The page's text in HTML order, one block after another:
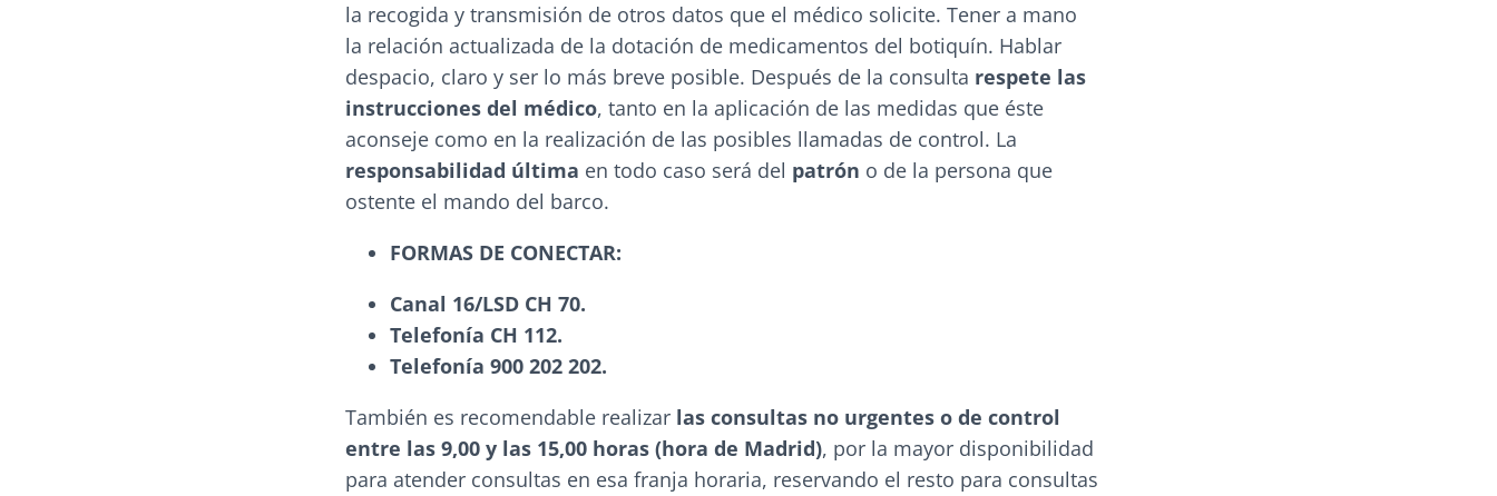
la recogida y transmisión de otros datos que el médico solicite. Tener a mano
la relación actualizada de la dotación de medicamentos del botiquín. Hablar
despacio, claro y ser lo más breve posible. Después de la consulta respete las
instrucciones del médico, tanto en la aplicación de las medidas que éste
aconseje como en la realización de las posibles llamadas de control. La
responsabilidad última en todo caso será del patrón o de la persona que
ostente el mando del barco.
FORMAS DE CONECTAR:
Canal 16/LSD CH 70.
Telefonía CH 112.
Telefonía 900 202 202.
También es recomendable realizar las consultas no urgentes o de control
entre las 9,00 y las 15,00 horas (hora de Madrid), por la mayor disponibilidad
para atender consultas en esa franja horaria, reservando el resto para consultas